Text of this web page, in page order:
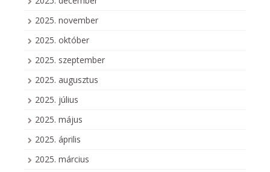
2025. november
2025. október
2025. szeptember
2025. augusztus
2025. július
2025. május
2025. április
2025. március